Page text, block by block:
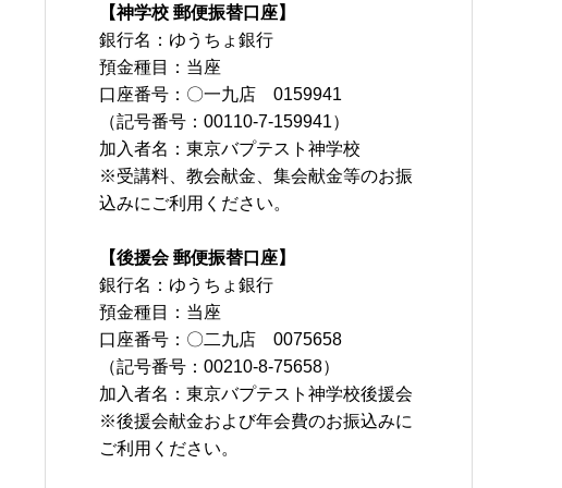
【神学校 郵便振替口座】
銀行名：ゆうちょ銀行
預金種目：当座
口座番号：〇一九店 0159941
（記号番号：00110-7-159941）
加入者名：東京バプテスト神学校
※受講料、教会献金、集会献金等のお振
込みにご利用ください。
【後援会 郵便振替口座】
銀行名：ゆうちょ銀行
預金種目：当座
口座番号：〇二九店 0075658
（記号番号：00210-8-75658）
加入者名：東京バプテスト神学校後援会
※後援会献金および年会費のお振込みに
ご利用ください。